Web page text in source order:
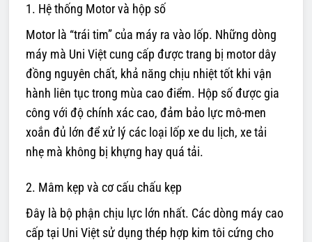
1. Hệ thống Motor và hộp số
Motor là “trái tim” của máy ra vào lốp. Những dòng
máy mà Uni Việt cung cấp được trang bị motor dây
đồng nguyên chất, khả năng chịu nhiệt tốt khi vận
hành liên tục trong mùa cao điểm. Hộp số được gia
công với độ chính xác cao, đảm bảo lực mô-men
xoắn đủ lớn để xử lý các loại lốp xe du lịch, xe tải
nhẹ mà không bị khựng hay quá tải.
2. Mâm kẹp và cơ cấu chấu kẹp
Đây là bộ phận chịu lực lớn nhất. Các dòng máy cao
cấp tại Uni Việt sử dụng thép hợp kim tôi cứng cho